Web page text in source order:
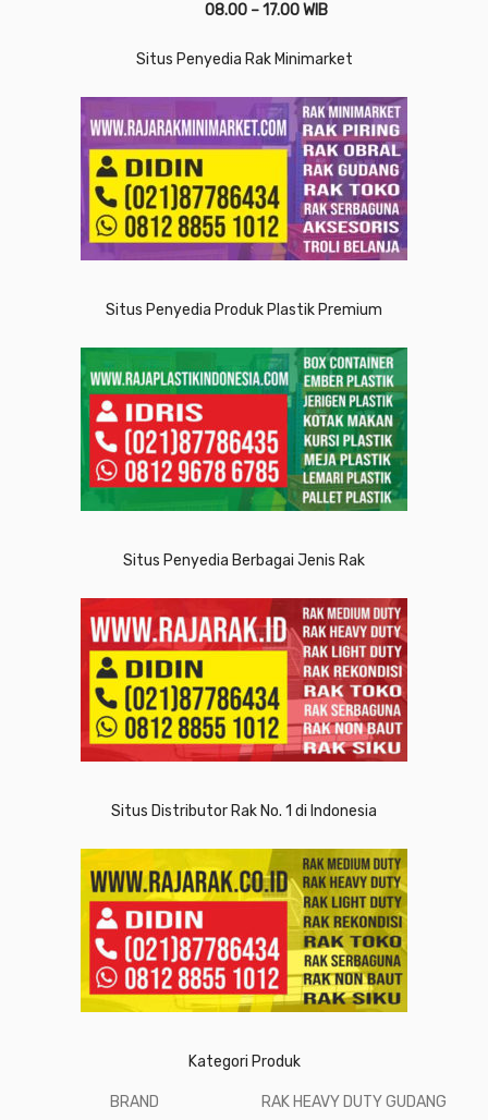
08.00 – 17.00 WIB
Situs Penyedia Rak Minimarket
Situs Penyedia Produk Plastik Premium
Situs Penyedia Berbagai Jenis Rak
Situs Distributor Rak No. 1 di Indonesia
Kategori Produk
BRAND RAK HEAVY DUTY GUDANG